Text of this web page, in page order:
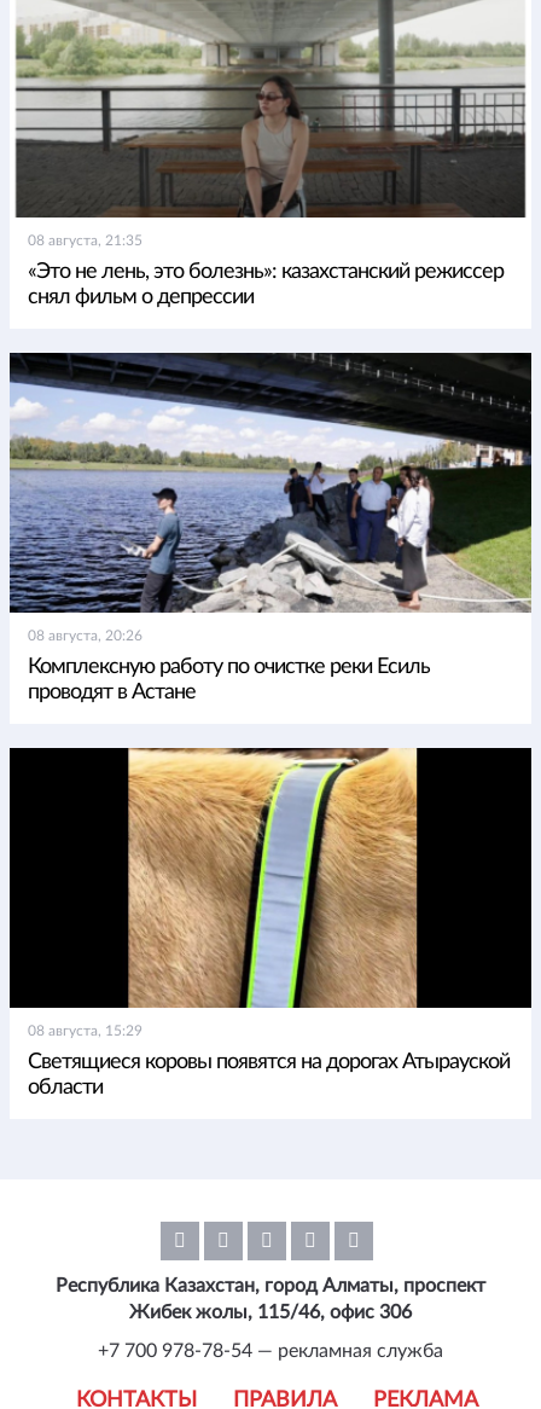
08 августа, 21:35
«Это не лень, это болезнь»: казахстанский режиссер
снял фильм о депрессии
08 августа, 20:26
Комплексную работу по очистке реки Есиль
проводят в Астане
08 августа, 15:29
Светящиеся коровы появятся на дорогах Атырауской
области
КОНТАКТЫ ПРАВИЛА РЕКЛАМА
Республика Казахстан, город Алматы, проспект
Жибек жолы, 115/46, офис 306
+7 700 978-78-54 — рекламная служба